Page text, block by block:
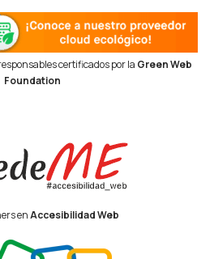
certificados por la Green Web
Foundation
enAccesibilidad Web